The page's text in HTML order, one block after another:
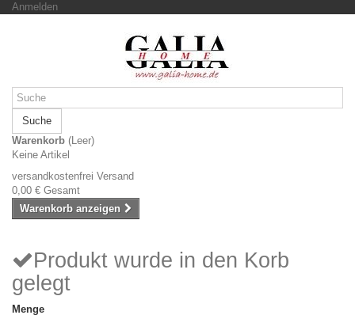
Anmelden
Suche
Warenkorb (Leer)
Keine Artikel
versandkostenfrei Versand
0,00 € Gesamt
Warenkorb anzeigen
Produkt wurde in den Korb
gelegt
Menge